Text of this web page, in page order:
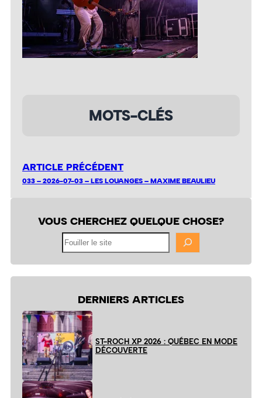
MOTS-CLÉS
ARTICLE PRÉCÉDENT
033 – 2026-07-03 – LES LOUANGES – MAXIME BEAULIEU
VOUS CHERCHEZ QUELQUE CHOSE?
DERNIERS ARTICLES
ST-ROCH XP 2026 : QUÉBEC EN MODE
DÉCOUVERTE